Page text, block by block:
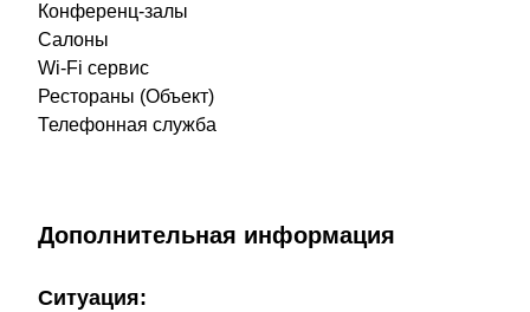
Конференц-залы
Салоны
Wi-Fi сервис
Рестораны (Объект)
Телефонная служба
Дополнительная информация
Ситуация: